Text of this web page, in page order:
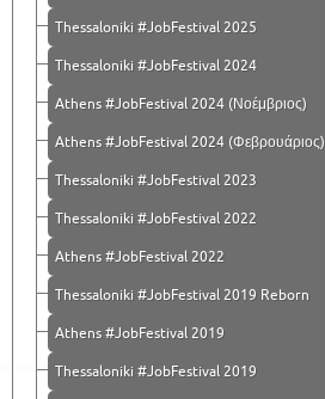
Thessaloniki #JobFestival 2025
Thessaloniki #JobFestival 2024
Athens #JobFestival 2024 (Νοέμβριος)
Athens #JobFestival 2024 (Φεβρουάριος)
Thessaloniki #JobFestival 2023
Thessaloniki #JobFestival 2022
Athens #JobFestival 2022
Thessaloniki #JobFestival 2019 Reborn
Athens #JobFestival 2019
Thessaloniki #JobFestival 2019